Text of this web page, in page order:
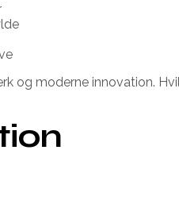
og moderne innovation.